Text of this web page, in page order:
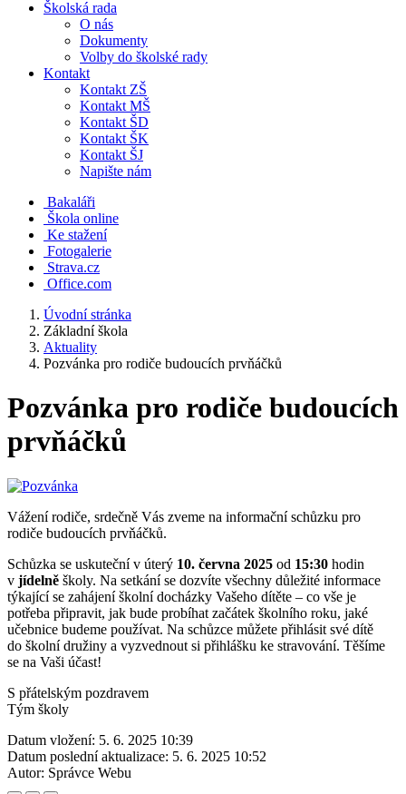
Školská rada
O nás
Dokumenty
Volby do školské rady
Kontakt
Kontakt ZŠ
Kontakt MŠ
Kontakt ŠD
Kontakt ŠK
Kontakt ŠJ
Napište nám
Bakaláři
Škola online
Ke stažení
Fotogalerie
Strava.cz
Office.com
Úvodní stránka
Základní škola
Aktuality
Pozvánka pro rodiče budoucích prvňáčků
Pozvánka pro rodiče budoucích
prvňáčků
Vážení rodiče, srdečně Vás zveme na informační schůzku pro
rodiče budoucích prvňáčků.
Schůzka se uskuteční v úterý 10. června 2025 od 15:30 hodin
v jídelně školy. Na setkání se dozvíte všechny důležité informace
týkající se zahájení školní docházky Vašeho dítěte – co vše je
potřeba připravit, jak bude probíhat začátek školního roku, jaké
učebnice budeme používat. Na schůzce můžete přihlásit své dítě
do školní družiny a vyzvednout si přihlášku ke stravování. Těšíme
se na Vaši účast!
S přátelským pozdravem
Tým školy
Datum vložení: 5. 6. 2025 10:39
Datum poslední aktualizace: 5. 6. 2025 10:52
Autor: Správce Webu